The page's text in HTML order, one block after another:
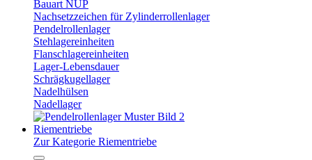
Bauart NUP
Nachsetzzeichen für Zylinderrollenlager
Pendelrollenlager
Stehlagereinheiten
Flanschlagereinheiten
Lager-Lebensdauer
Schrägkugellager
Nadelhülsen
Nadellager
Riementriebe
Zur Kategorie Riementriebe